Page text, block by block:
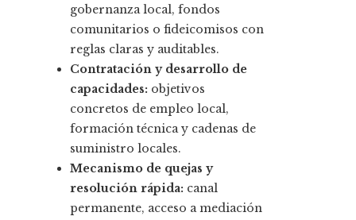
gobernanza local, fondos
comunitarios o fideicomisos con
reglas claras y auditables.
Contratación y desarrollo de
capacidades: objetivos
concretos de empleo local,
formación técnica y cadenas de
suministro locales.
Mecanismo de quejas y
resolución rápida: canal
permanente, acceso a mediación